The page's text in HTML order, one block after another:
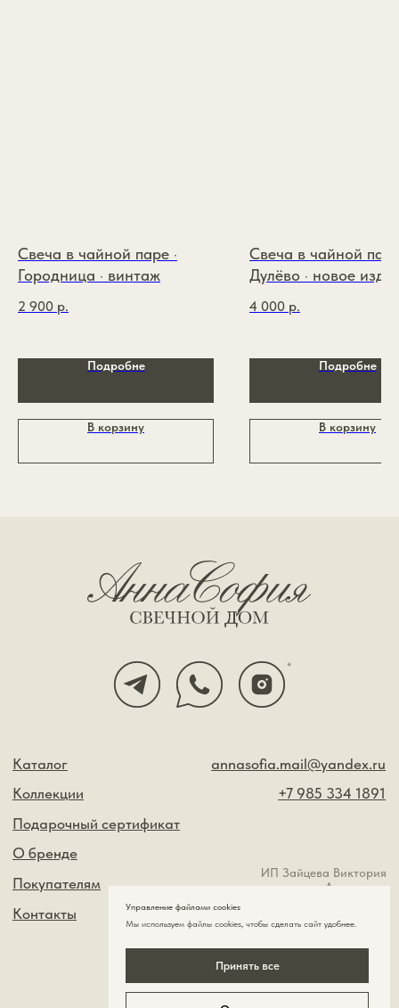
Свеча в чайной паре ·
Городница · винтаж
2 900 р.
Подробне
В корзину
Свеча в чайной
Дулёво · новое
4 000 р.
Подробне
В корзину
Контакты
ИНН: 110117977566
ОГРНИП: 326774600174426
*признан экстремистской организацией и запрещён
Управление файлами cookies
Мы используем файлы cookies , чтобы сделать сайт удобнее.
Принять все